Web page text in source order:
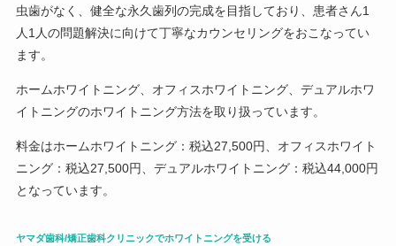
虫歯がなく、健全な永久歯列の完成を目指しており、患者さん1
人1人の問題解決に向けて丁寧なカウンセリングをおこなってい
ます。
ホームホワイトニング、オフィスホワイトニング、デュアルホワ
イトニングのホワイトニング方法を取り扱っています。
料金はホームホワイトニング：税込27,500円、オフィスホワイト
ニング：税込27,500円、デュアルホワイトニング：税込44,000円
となっています。
ヤマダ歯科/矯正歯科クリニックでホワイトニングを受ける